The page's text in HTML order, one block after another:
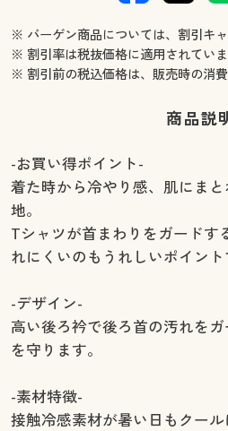
※ バーゲン商品については、割引キ
※ 割引率は税抜価格に適用されていま
※ 割引前の税込価格は、販売時の消費
商品説
-お買い得ポイント-
着た時から冷やり感、肌にま
地。
Tシャツが首まわりをガードす
れにくいのもうれしいポイント
-デザイン-
高い後ろ衿で後ろ首の汚れを
を守ります。
-素材特徴-
接触冷感素材が暑い日もクール